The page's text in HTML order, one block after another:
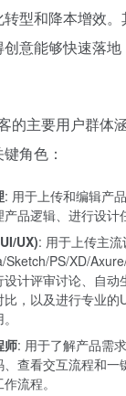
型和降本增效。
意能够快速落
的主要用户群体
角色：
: 用于上传和编辑产
品逻辑、进行设计
UX): 用于上传主
Sketch/PS/XD/
设计评审讨论、自动
比，以及进行专业的
师: 用于了解产品需
、查看交互流程和一
流程。